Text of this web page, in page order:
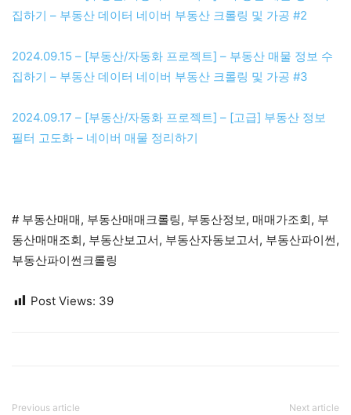
집하기 – 부동산 데이터 네이버 부동산 크롤링 및 가공 #2
2024.09.15 – [부동산/자동화 프로젝트] – 부동산 매물 정보 수
집하기 – 부동산 데이터 네이버 부동산 크롤링 및 가공 #3
2024.09.17 – [부동산/자동화 프로젝트] – [고급] 부동산 정보
필터 고도화 – 네이버 매물 정리하기
# 부동산매매, 부동산매매크롤링, 부동산정보, 매매가조회, 부
동산매매조회, 부동산보고서, 부동산자동보고서, 부동산파이썬,
부동산파이썬크롤링
Post Views: 39
Previous article Next article